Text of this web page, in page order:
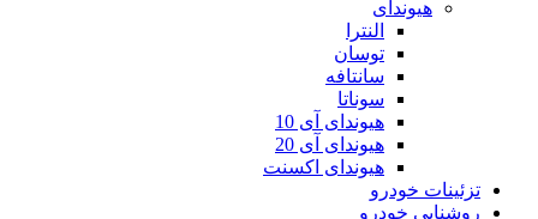
هیوندای
النترا
توسان
سانتافه
سوناتا
هیوندای آی 10
هیوندای آی 20
هیوندای اکسنت
تزئینات خودرو
روشنایی خودرو